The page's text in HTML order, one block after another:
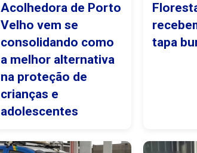
Acolhedora de Porto
Velho vem se
consolidando como
a melhor alternativa
na proteção de
crianças e
adolescentes
tapa